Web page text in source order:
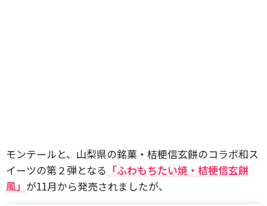
モンテールと、山梨県の銘菓・桔梗信玄餅のコラボ和ス
イーツの第２弾となる 「ふわもちたい焼・桔梗信玄餅
風」 が11月から発売されましたが、